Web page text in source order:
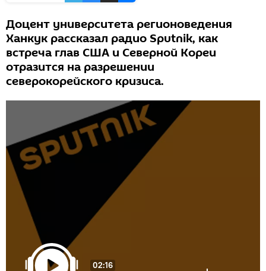
Доцент университета регионоведения
Ханкук рассказал радио Sputnik, как
встреча глав США и Северной Кореи
отразится на разрешении
северокорейского кризиса.
02:16